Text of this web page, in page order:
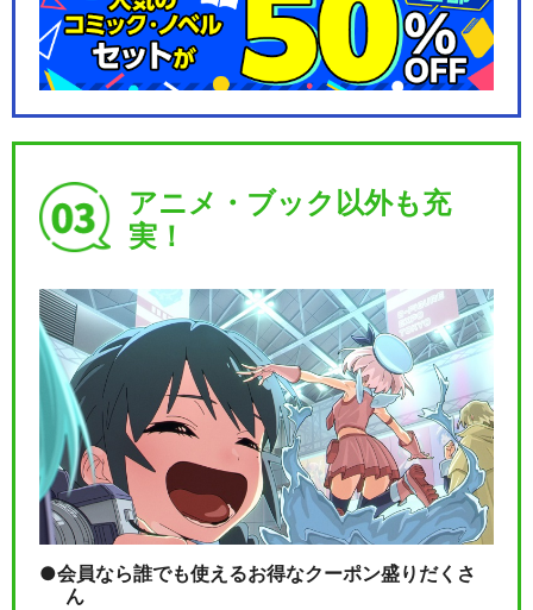
アニメ・ブック以外も充
実！
会員なら誰でも使えるお得なクーポン盛りだくさ
ん